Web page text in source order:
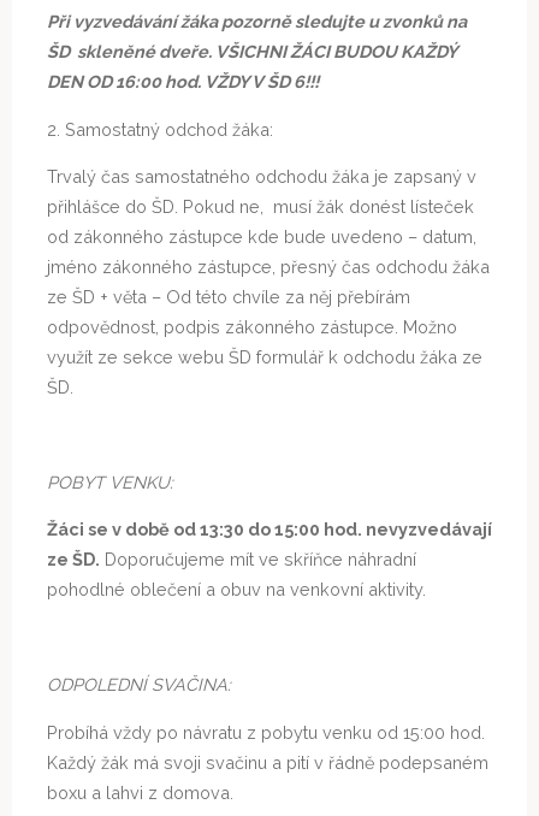
Při vyzvedávání žáka pozorně sledujte u zvonků na
ŠD skleněné dveře. VŠICHNI ŽÁCI BUDOU KAŽDÝ
DEN OD 16:00 hod. VŽDY V ŠD 6!!!
2. Samostatný odchod žáka:
Trvalý čas samostatného odchodu žáka je zapsaný v
přihlášce do ŠD. Pokud ne, musí žák donést lísteček
od zákonného zástupce kde bude uvedeno – datum,
jméno zákonného zástupce, přesný čas odchodu žáka
ze ŠD + věta – Od této chvíle za něj přebírám
odpovědnost, podpis zákonného zástupce. Možno
využít ze sekce webu ŠD formulář k odchodu žáka ze
ŠD.
POBYT VENKU:
Žáci se v době od 13:30 do 15:00 hod. nevyzvedávají
ze ŠD. Doporučujeme mít ve skříňce náhradní
pohodlné oblečení a obuv na venkovní aktivity.
ODPOLEDNÍ SVAČINA:
Probíhá vždy po návratu z pobytu venku od 15:00 hod.
Každý žák má svoji svačinu a pití v řádně podepsaném
boxu a lahvi z domova.